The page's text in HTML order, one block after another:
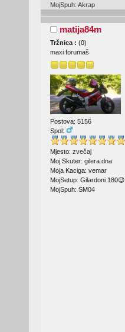
MojSpuh: Akrap
matija84m
Tržnica : (0)
maxi forumaš
Postova: 5156
Spol:
Mjesto: zvečaj
Moj Skuter: gilera dna
Moja Kaciga: vemar
MojSetup: Gilardoni 180😉
MojSpuh: SM04